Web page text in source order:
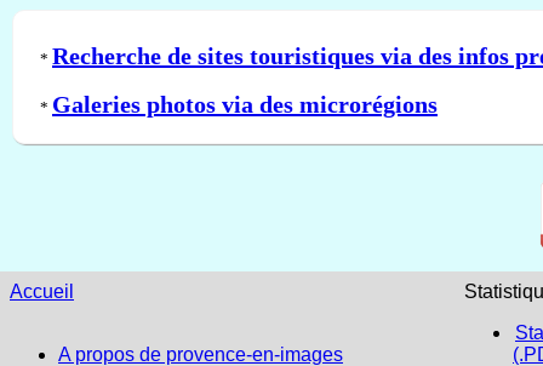
* Recherche de sites touristiques via des infos
* Galeries photos via des microrégions
Accueil
A propos de provence-en-images